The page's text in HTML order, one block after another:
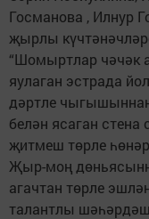
Госманова , Илнур
җырлы
“Шомыртлар чәчәк
яулаган эстрада
дәртле чыгышыннан
белән ясаган стена
җитмеш төрле
Җыр-моң
агачтан төрле
талантлы